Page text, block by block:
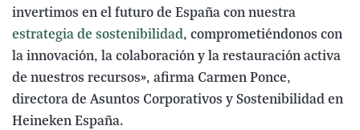
invertimos en el futuro de España con nuestra
estrategia de sostenibilidad, comprometiéndonos con
la innovación, la colaboración y la restauración activa
de nuestros recursos», afirma Carmen Ponce,
directora de Asuntos Corporativos y Sostenibilidad en
Heineken España.